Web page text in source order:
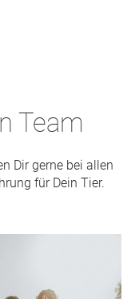
Team
Dir gerne bei allen
für Dein Tier.